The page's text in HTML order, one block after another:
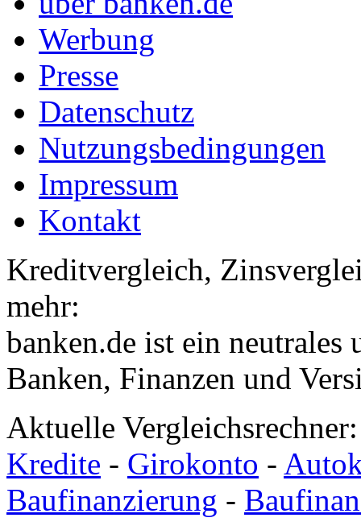
Werbung
Presse
Datenschutz
Nutzungsbedingungen
Impressum
Kontakt
Kreditvergleich,
mehr:
banken.de ist ein neutrales
Banken, Finanzen und
Aktuelle
Kredite - Girokonto -
Baufinanzierung -